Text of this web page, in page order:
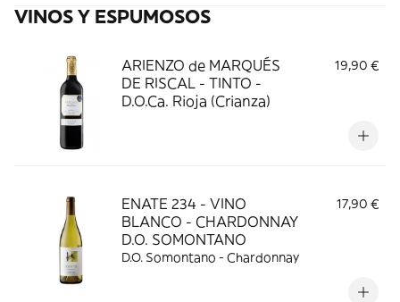
VINOS Y ESPUMOSOS
ARIENZO de MARQUÉS
DE RISCAL - TINTO -
D.O.Ca. Rioja (Crianza)
19,90 €
ENATE 234 - VINO
BLANCO - CHARDONNAY
D.O. SOMONTANO
17,90 €
D.O. Somontano - Chardonnay